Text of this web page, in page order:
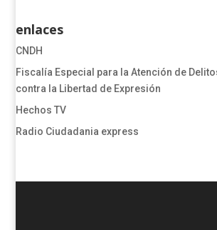
enlaces
CNDH
​​​​​​​​​​​​Fiscalía Especial para la Atención de
contra la Libertad de Expresión​
Hechos TV
Radio Ciudadania express